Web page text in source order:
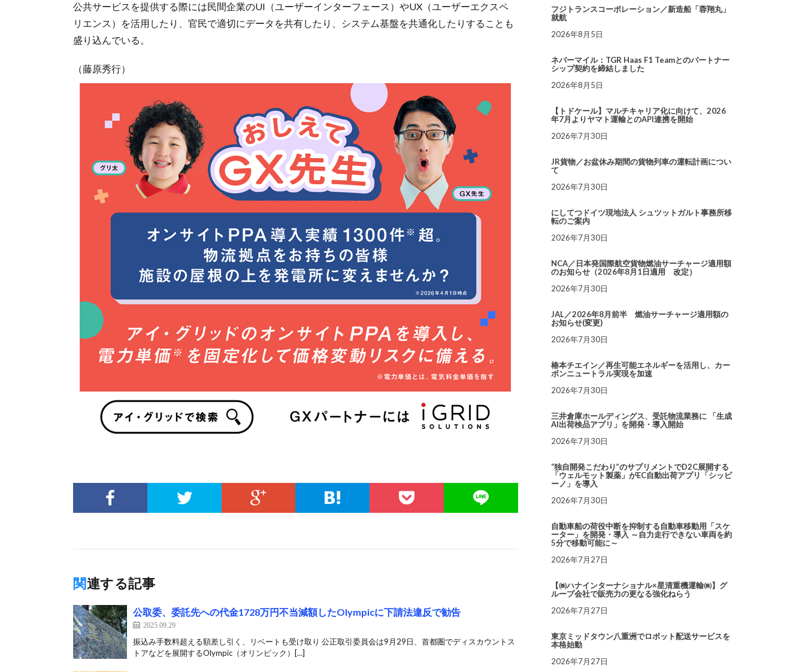
公共サービスを提供する際には民間企業のUI（ユーザーインターフェース）やUX（ユーザーエクスペ
リエンス）を活用したり、官民で適切にデータを共有したり、システム基盤を共通化したりすることも
盛り込んでいる。
（藤原秀行）
関連する記事
公取委、委託先への代金1728万円不当減額したOlympicに下請法違反で勧告
2025.09.29
振込み手数料超える額差し引く、リベートも受け取り 公正取引委員会は9月29日、首都圏でディスカウントス
トアなどを展開するOlympic（オリンピック）[…]
フジトランスコーポレーション／新造船「蓉翔丸」
就航
2026年8月5日
ネバーマイル：TGR Haas F1 Teamとのパートナー
シップ契約を締結しました
2026年8月5日
【トドケール】マルチキャリア化に向けて、2026
年7月よりヤマト運輸とのAPI連携を開始
2026年7月30日
JR貨物／お盆休み期間の貨物列車の運転計画につい
て
2026年7月30日
にしてつドイツ現地法人 シュツットガルト事務所移
転のご案内
2026年7月30日
NCA／日本発国際航空貨物燃油サーチャージ適用額
のお知らせ（2026年8月1日適用 改定）
2026年7月30日
JAL／2026年8月前半 燃油サーチャージ適用額の
お知らせ(変更)
2026年7月30日
椿本チエイン／再生可能エネルギーを活用し、カー
ボンニュートラル実現を加速
2026年7月30日
三井倉庫ホールディングス、受託物流業務に 「生成
AI出荷検品アプリ」を開発・導入開始
2026年7月30日
“独自開発こだわり”のサプリメントでD2C展開する
「ウェルモット製薬」がEC自動出荷アプリ「シッピ
ーノ」を導入
2026年7月30日
自動車船の荷役中断を抑制する自動車移動用「スケ
ーター」を開発・導入 ～自力走行できない車両を約
5分で移動可能に～
2026年7月27日
【㈱ハナインターナショナル×星清重機運輸㈱】グ
ループ会社で販売力の更なる強化ねらう
2026年7月27日
東京ミッドタウン八重洲でロボット配送サービスを
本格始動
2026年7月27日